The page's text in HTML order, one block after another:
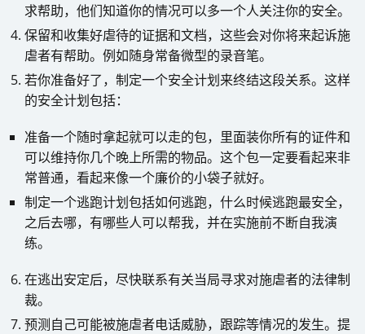
求帮助，他们知道你的情况可以多一个人关注你的安全。
保留和收集好虐待的证据和文档，这些会对你将来起诉施
虐者有帮助。例如随身常备微型的录音笔。
若你准备好了，制定一个安全计划来终结这段关系。这样
的安全计划包括：
准备一个随时拿起就可以走的包，里面装你所有的证件和
可以维持你几个晚上所需的物品。这个包一定要看起来非
常普通，看起来像一个廉价的小袋子就好。
制定一个逃跑计划包括如何逃跑，什么时候逃跑最安全，
之后去哪，有哪些人可以帮我，并在实施前不断自我演
练。
在逃出安定后，尽快联系有关当局寻求对施虐者的法律制
裁。
预测自己可能被施虐者电话威胁，跟踪等情况的发生。提